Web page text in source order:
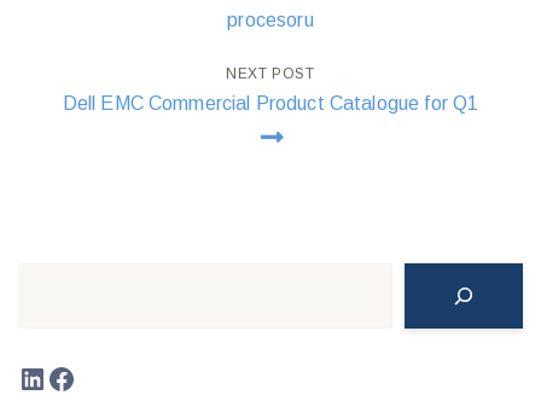
navigationprocesoru
NEXT POST
Dell EMC Commercial Product Catalogue for Q1
LinkedIn
Facebook